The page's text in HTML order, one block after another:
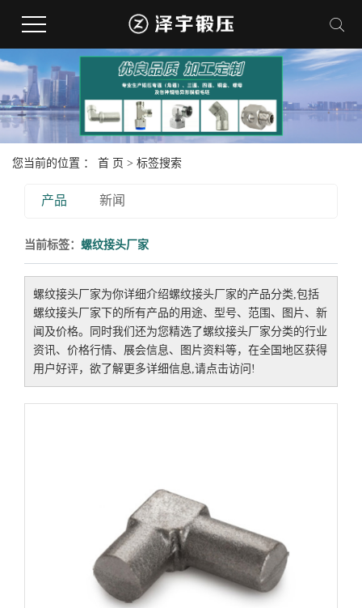
您当前的位置 ： 首 页 > 标签搜索
产品 新闻
当前标签： 螺纹接头厂家
螺纹接头厂家为你详细介绍螺纹接头厂家的产品分类,包括
螺纹接头厂家下的所有产品的用途、型号、范围、图片、新
闻及价格。同时我们还为您精选了螺纹接头厂家分类的行业
资讯、价格行情、展会信息、图片资料等，在全国地区获得
用户好评，欲了解更多详细信息,请点击访问!